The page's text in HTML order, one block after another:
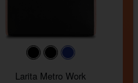
#000000#000000
Larita Metro Work